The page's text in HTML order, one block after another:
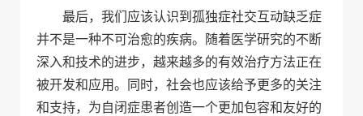
最后，我们应该认识到孤独症社交互动缺乏症
并不是一种不可治愈的疾病。随着医学研究的不断
深入和技术的进步，越来越多的有效治疗方法正在
被开发和应用。同时，社会也应该给予更多的关注
和支持，为自闭症患者创造一个更加包容和友好的